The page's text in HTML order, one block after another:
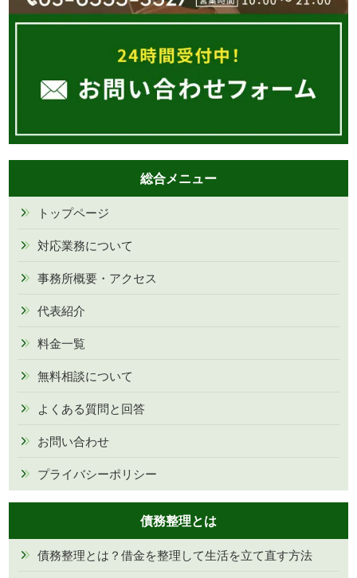
総合メニュー
トップページ
対応業務について
事務所概要・アクセス
代表紹介
料金一覧
無料相談について
よくある質問と回答
お問い合わせ
プライバシーポリシー
債務整理とは
債務整理とは？借金を整理して生活を立て直す方法